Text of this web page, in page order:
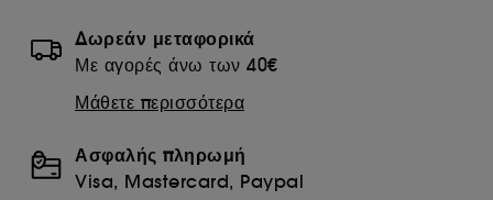
Δωρεάν μεταφορικά
Με αγορές άνω των 40€
Μάθετε περισσότερα
Ασφαλής πληρωμή
Visa, Mastercard, Paypal